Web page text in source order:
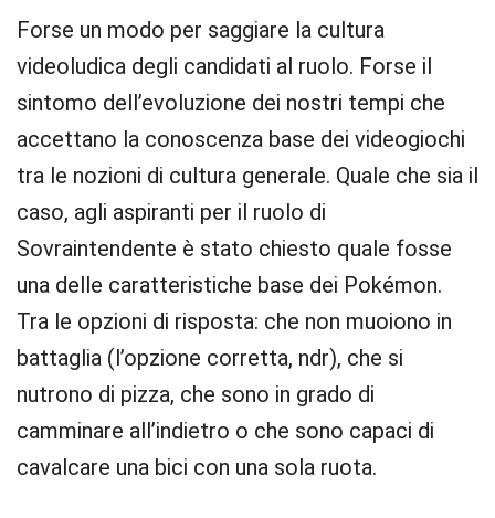
Forse un modo per saggiare la cultura
videoludica degli candidati al ruolo. Forse il
sintomo dell’evoluzione dei nostri tempi che
accettano la conoscenza base dei videogiochi
tra le nozioni di cultura generale. Quale che sia il
caso, agli aspiranti per il ruolo di
Sovraintendente è stato chiesto quale fosse
una delle caratteristiche base dei Pokémon.
Tra le opzioni di risposta: che non muoiono in
battaglia (l’opzione corretta, ndr), che si
nutrono di pizza, che sono in grado di
camminare all’indietro o che sono capaci di
cavalcare una bici con una sola ruota.